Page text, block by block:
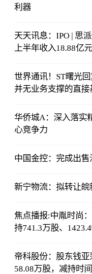
利器
天天讯息：IPO | 思
上半年收入18.88亿元
世界通讯！ST曙光
并无业务支撑的直接
华侨城A：深入落实
心竞争力
中国金控：完成出
新宁物流：拟转让
焦点播报:中胤时尚
持741.3万股、
帝科股份：股东钱
58.08万股，减持时